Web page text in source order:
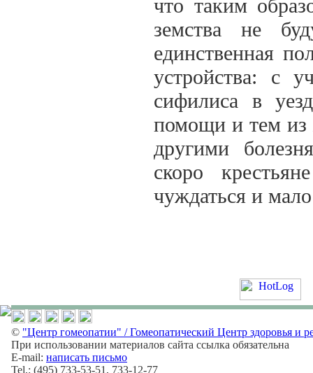
что таким
земства не
единственная
устройства: с
сифилиса в
помощи и тем из
другими
скоро
чуждаться и
© "Центр гомеопатии" / Гомеопатический Центр здоровья и
При использовании материалов сайта ссылка обязательна
E-mail: написать письмо
Tel.: (495) 733-53-51, 733-12-77